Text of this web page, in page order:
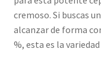
cremoso. Si buscas
alcanzar de forma
%, esta es la